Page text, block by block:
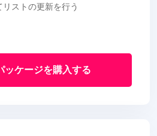
ストの更新を行う
ッケージを購入する